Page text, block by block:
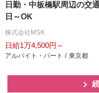
日勤・中板橋駅周辺の交
日～OK
株式会社MSK
日給1万4,500円～
アルバイト・パート / 東京都